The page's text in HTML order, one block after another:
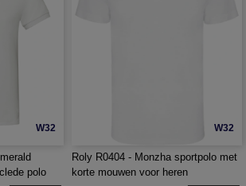
W32
polo
W32
Roly R0404 - Monzha sportpolo met
korte mouwen voor heren